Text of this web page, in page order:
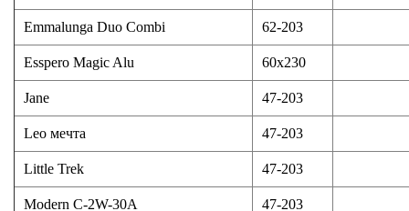
Emmalunga Duo Combi 62-203
Esspero Magic Alu 60x230
Jane 47-203
Leo мечта 47-203
Little Trek 47-203
Modern C-2W-30A 47-203